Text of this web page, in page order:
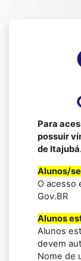
Para
possuir
de
Alunos/
O acesso
Gov.BR
Alunos
Alunos
devem
Nome de